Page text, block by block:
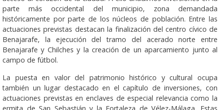
parte más occidental del municipio, zona demandada
históricamente por parte de los núcleos de población. Entre las
actuaciones previstas destacan la finalización del centro cívico de
Benajarafe, la ejecución del tramo del acerado norte entre
Benajarafe y Chilches y la creación de un aparcamiento junto al
campo de fútbol.
La puesta en valor del patrimonio histórico y cultural ocupa
también un lugar destacado en el capítulo de inversiones, con
actuaciones previstas en enclaves de especial relevancia como la